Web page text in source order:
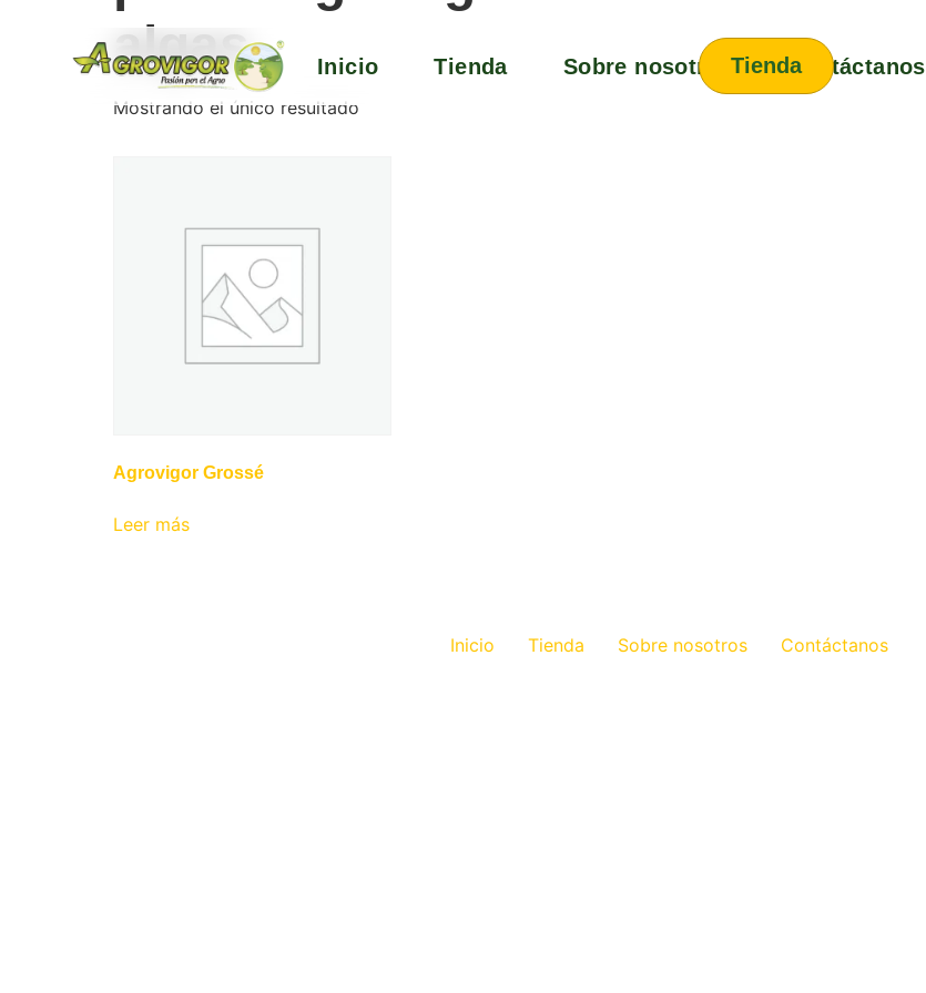
Inicio Tienda Sobre nosotros Contáctanos
Tienda
algas
Mostrando el único resultado
Agrovigor Grossé
Leer más
Inicio Tienda Sobre nosotros Contáctanos